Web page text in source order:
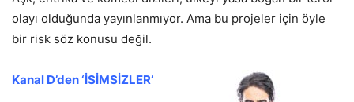
olayı olduğunda yayınlanmıyor. Ama bu projeler için öyle
bir risk söz konusu değil.
Kanal D’den ‘İSİMSİZLER’